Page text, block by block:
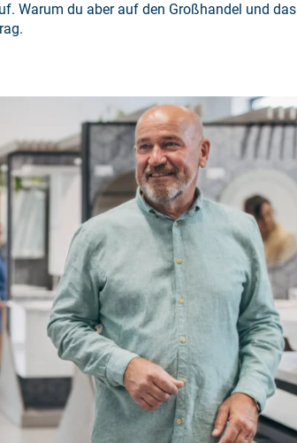
Warum du aber auf den Großhandel und das